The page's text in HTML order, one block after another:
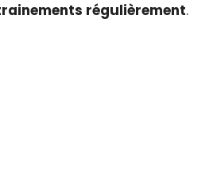
régulièrement.